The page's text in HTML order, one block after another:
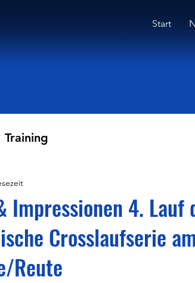
Start
Training
Impressionen 4. Lauf
Crosslaufserie
Reute